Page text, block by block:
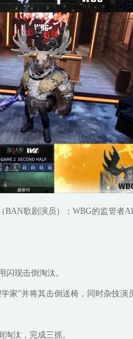
BAN歌剧演员）；WBG的监管者
现击倒淘汰。
家”并将其击倒送椅，同时杂技演
汰，完成三抓。